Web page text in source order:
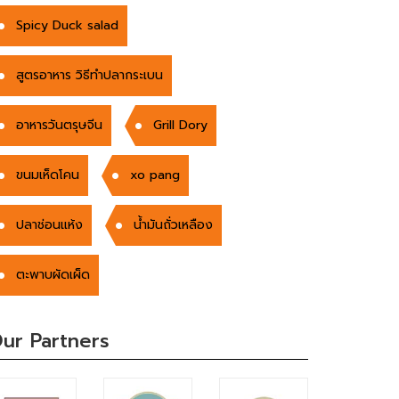
Spicy Duck salad
สูตรอาหาร วิธีทำปลากระเบน
อาหารวันตรุษจีน Grill Dory
ขนมเห็ดโคน xo pang
ปลาช่อนแห้ง น้ำมันถั่วเหลือง
ตะพาบผัดเผ็ด
Partners